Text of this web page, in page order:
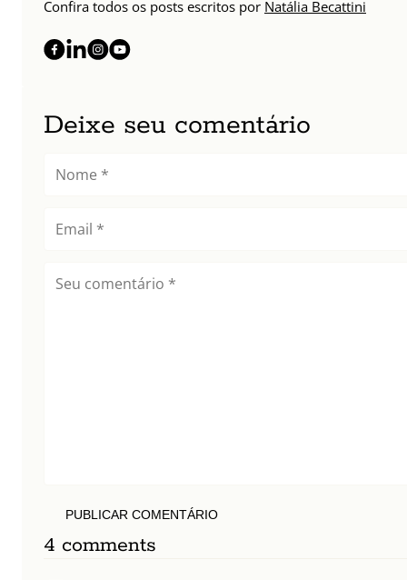
Confira todos os posts escritos por Natália Becattini
Deixe seu comentário
PUBLICAR COMENTÁRIO
4 comments